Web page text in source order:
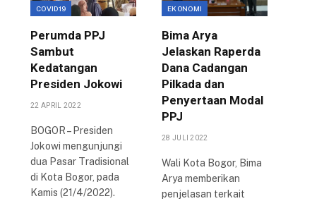
COVID19
Perumda PPJ
Sambut
Kedatangan
Presiden Jokowi
22 APRIL 2022
BOGOR – Presiden
Jokowi mengunjungi
dua Pasar Tradisional
di Kota Bogor, pada
Kamis (21/4/2022).
EKONOMI
Bima Arya
Jelaskan Raperda
Dana Cadangan
Pilkada dan
Penyertaan Modal
PPJ
28 JULI 2022
Wali Kota Bogor, Bima
Arya memberikan
penjelasan terkait